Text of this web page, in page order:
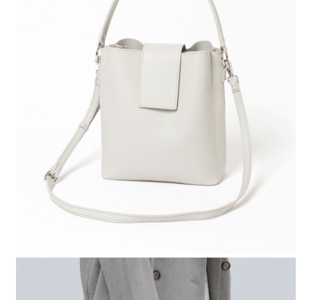
1.本服務係由「台灣大哥大股份有限公司」（以下簡稱本公司）所提供，讓
用戶於交易時，得透過本服務購買商品或服務，並由商店將買賣／分期付款
買賣價金債權讓與本公司後，依約使用本公司帳單繳交帳款。
2.基於同意付款使用「大哥付你分期」之契約關係目的，商店將以您的個人
資料（包含姓名、電話或地址）提供予台灣大哥大進項蒐集、處理及利用，
由本公司與您本人進行分期帳單所需資料之確認、核對及更正。
3.完整用戶服務條款，請詳閱以下連結：
https://oppay.tw/userRule
ATM／網路銀行／等多元方式進行付款，方視為交易完成。
※ 請注意：結帳手續完成當下不需立刻繳費，但若您需要取消訂單，請聯絡
購買商品的店家。未經商家同意取消之訂單仍視為有效，需透過AFTEE先享
※ 交易是否成功請以「AFTEE先享後付 」之結帳頁面顯示為準，若有關於
是否繳費成功／繳費後需取消欲退款等相關疑問，請聯繫「AFTEE先享後付
https://netprotections.freshdesk.com/support/home
１．透過由恩沛科技股份有限公司提供之「AFTEE先享後付」服務完成之交
易，需依本服務之必要範圍內提供個人資料，並將交易相關給付款項請求債
權轉讓予恩沛科技股份有限公司。
２．關於個人資料處理事宜，請瀏覽以下網址：
https://aftee.tw/terms/#terms3
３．未成年的使用者請事先徵得法定代理人或監護人之同意方可使用
「AFTEE先享後付」，若未經同意申辦者引起之損失，本公司不負相關責
４．使用「AFTEE先享後付」時，將依據個別帳號之用戶狀況，依本公司即
時審查核予不同之上限額度；若仍有額度不足之情形，本公司將視審查結果
恩沛科技股份有限公司將有權停止該用戶之使用額度並採取法律行動。
每筆NT$80，滿NT$1,500(含以上)免運費
每筆NT$80，滿NT$1,500(含以上)免運費
每筆NT$80，滿NT$1,500(含以上)免運費